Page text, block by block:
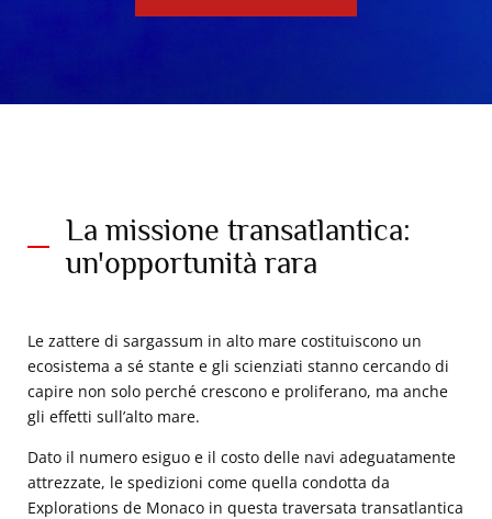
La missione transatlantica:
un'opportunità rara
Le zattere di sargassum in alto mare costituiscono un
ecosistema a sé stante e gli scienziati stanno cercando di
capire non solo perché crescono e proliferano, ma anche
gli effetti sull’alto mare.
Dato il numero esiguo e il costo delle navi adeguatamente
attrezzate, le spedizioni come quella condotta da
Explorations de Monaco in questa traversata transatlantica